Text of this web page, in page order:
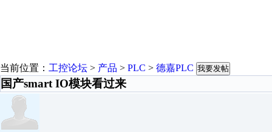
当前位置： 工控论坛 > 产品 > PLC > 德嘉PLC 我要发帖
国产smart IO模块看过来